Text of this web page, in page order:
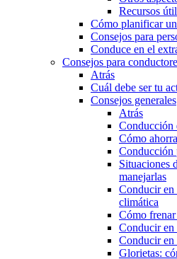
Recursos
Cómo planificar
Consejos para
Conduce en el
Consejos para
Atrás
Cuál debe ser tu
Consejos generales
Atrás
Conducción
Cómo
Conducción
Situaciones
manejarlas
Conducir en
climática
Cómo
Conducir en
Conducir en
Glorietas: